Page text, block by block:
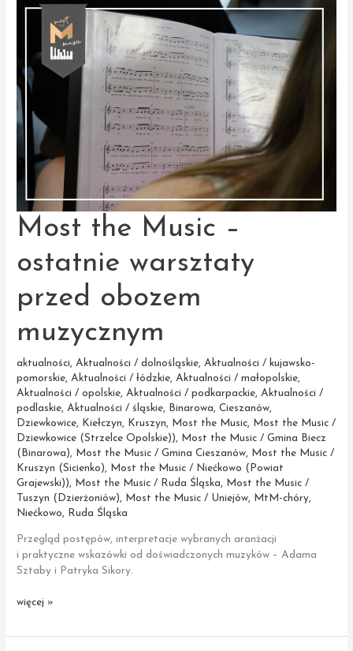
Music
Most the Music –
ostatnie warsztaty
przed obozem
muzycznym
aktualności,Aktualności / dolnośląskie,Aktualności / kujawsko-
pomorskie,Aktualności / łódzkie,Aktualności / małopolskie,
Aktualności / opolskie,Aktualności / podkarpackie,Aktualności /
podlaskie,Aktualności / śląskie, Binarowa,Cieszanów,
Dziewkowice, Kiełczyn, Kruszyn, Most the Music,
Most the Music /
Dziewkowice (Strzelce Opolskie)),
Most the Music / Gmina Biecz
(Binarowa), Most the Music / Gmina Cieszanów,
Most the Music /
Kruszyn (Sicienko),
Most the Music / Niećkowo (Powiat
Grajewski)), Most the Music / Ruda Śląska,
Most the Music /
Tuszyn (Dzierżoniów), Most the Music / Uniejów, MtM-chóry,
Niećkowo, Ruda Śląska
Przegląd postępów, interpretacje wybranych aranżacji
i praktyczne wskazówki od doświadczonych muzyków – Adama
Sztaby i Patryka Sikory.
Most
więcej »